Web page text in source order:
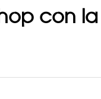
con